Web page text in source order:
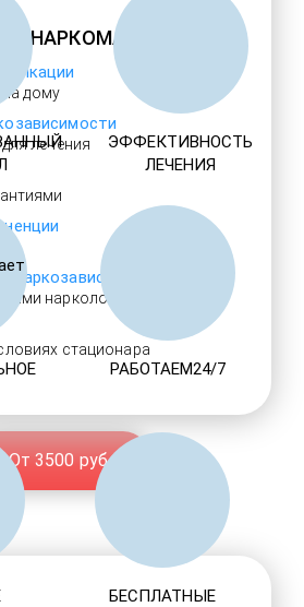
НАРКОМАНИИ
на дому
лечения
наркозависимости
наркологами
стационара
От 3500 руб.
ЭФФЕКТИВНОСТЬ
ЛЕЧЕНИЯ
РАБОТАЕМ24/7
БЕСПЛАТНЫЕ